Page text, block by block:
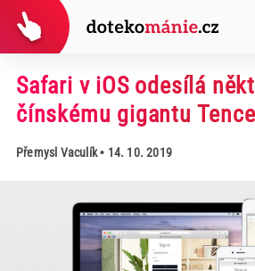
Safari v iOS odesílá
čínskému gigantu
Přemysl Vaculík• 14. 10. 2019